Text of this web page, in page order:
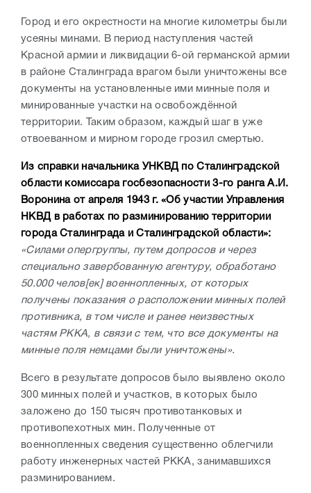
Город и его окрестности на многие километры были
усеяны минами. В период наступления частей
Красной армии и ликвидации 6-ой германской армии
в районе Сталинграда врагом были уничтожены все
документы на установленные ими минные поля и
минированные участки на освобождённой
территории. Таким образом, каждый шаг в уже
отвоеванном и мирном городе грозил смертью.
Из справки начальника УНКВД по Сталинградской
области комиссара госбезопасности 3-го ранга А.И.
Воронина от апреля 1943 г. «Об участии Управления
НКВД в работах по разминированию территории
города Сталинграда и Сталинградской области»:
«Силами опергруппы, путем допросов и через
специально завербованную агентуру, обработано
50.000 челов[ек] военнопленных, от которых
получены показания о расположении минных полей
противника, в том числе и ранее неизвестных
частям РККА, в связи с тем, что все документы на
минные поля немцами были уничтожены».
Всего в результате допросов было выявлено около
300 минных полей и участков, в которых было
заложено до 150 тысяч противотанковых и
противопехотных мин. Полученные от
военнопленных сведения существенно облегчили
работу инженерных частей РККА, занимавшихся
разминированием.